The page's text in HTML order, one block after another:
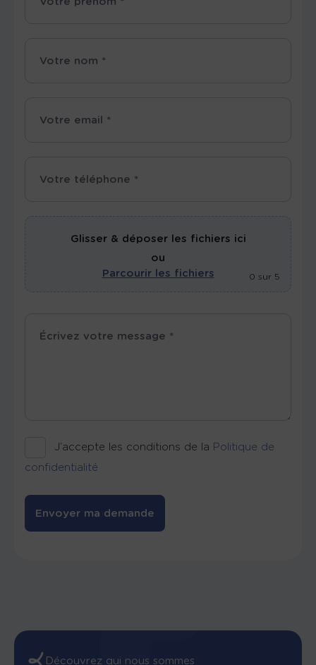
Glisser & déposer les fichiers ici
ou
Parcourir les fichiers
0 sur 5
J’accepte les conditions de la Politique de
confidentialité
Envoyer ma demande
Découvrez qui nous sommes